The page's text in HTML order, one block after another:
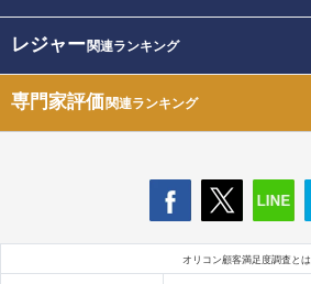
レジャー関連ランキング
専門家評価関連ランキング
オリコン顧客満足度調査とは